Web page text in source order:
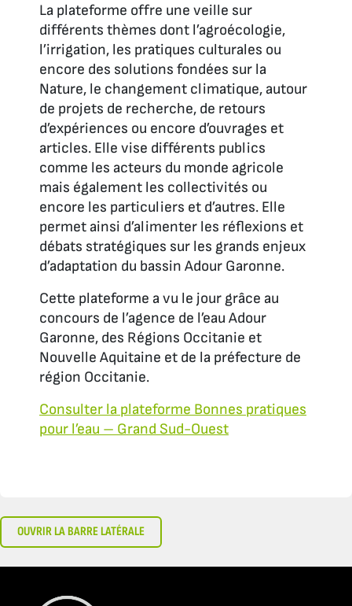
La plateforme offre une veille sur
différents thèmes dont l’agroécologie,
l’irrigation, les pratiques culturales ou
encore des solutions fondées sur la
Nature, le changement climatique, autour
de projets de recherche, de retours
d’expériences ou encore d’ouvrages et
articles. Elle vise différents publics
comme les acteurs du monde agricole
mais également les collectivités ou
encore les particuliers et d’autres. Elle
permet ainsi d’alimenter les réflexions et
débats stratégiques sur les grands enjeux
d’adaptation du bassin Adour Garonne.
Cette plateforme a vu le jour grâce au
concours de l’agence de l’eau Adour
Garonne, des Régions Occitanie et
Nouvelle Aquitaine et de la préfecture de
région Occitanie.
Consulter la plateforme Bonnes pratiques
pour l’eau – Grand Sud-Ouest
OUVRIR LA BARRE LATÉRALE